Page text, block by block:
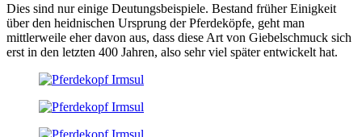
Dies sind nur einige Deutungsbeispiele. Bestand früher Einigkeit
über den heidnischen Ursprung der Pferdeköpfe, geht man
mittlerweile eher davon aus, dass diese Art von Giebelschmuck sich
erst in den letzten 400 Jahren, also sehr viel später entwickelt hat.